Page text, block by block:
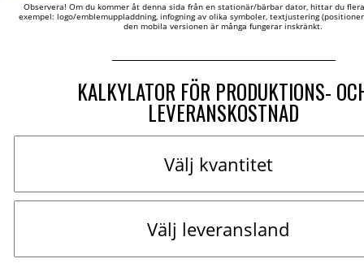
Observera! Om du kommer åt denna sida från en stationär/bärbar dator, hittar du
exempel: logo/emblemuppladdning, infogning av olika symboler, textjustering
den mobila versionen är många fungerar inskränkt.
KALKYLATOR FÖR PRODUKTIONS-
LEVERANSKOSTNAD